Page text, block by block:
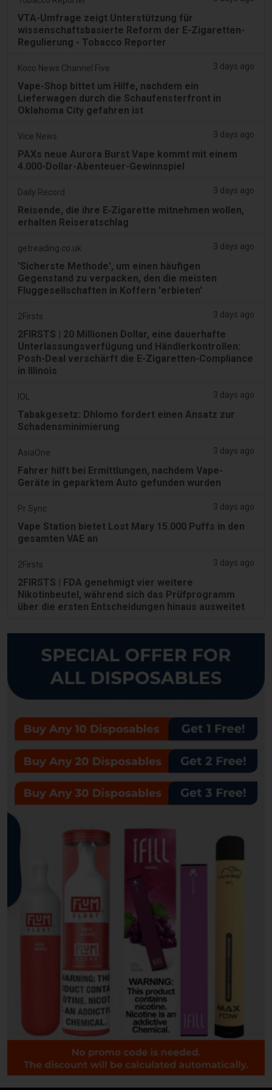
VTA-Umfrage zeigt Unterstützung für
wissenschaftsbasierte Reform der E-Zigaretten-
Regulierung - Tobacco Reporter
Koco News Channel Five 3 days ago
Vape-Shop bittet um Hilfe, nachdem ein
Lieferwagen durch die Schaufensterfront in
Oklahoma City gefahren ist
Vice News 3 days ago
PAXs neue Aurora Burst Vape kommt mit einem
4.000-Dollar-Abenteuer-Gewinnspiel
Daily Record 3 days ago
Reisende, die ihre E‑Zigarette mitnehmen wollen,
erhalten Reiseratschlag
getreading.co.uk 3 days ago
'Sicherste Methode', um einen häufigen
Gegenstand zu verpacken, den die meisten
Fluggesellschaften in Koffern 'erbieten'
2Firsts 3 days ago
2FIRSTS | 20 Millionen Dollar, eine dauerhafte
Unterlassungsverfügung und Händlerkontrollen:
Posh-Deal verschärft die E-Zigaretten-Compliance
in Illinois
IOL 3 days ago
Tabakgesetz: Dhlomo fordert einen Ansatz zur
Schadensminimierung
AsiaOne 3 days ago
Fahrer hilft bei Ermittlungen, nachdem Vape-
Geräte in geparktem Auto gefunden wurden
Pr Sync 3 days ago
Vape Station bietet Lost Mary 15.000 Puffs in den
gesamten VAE an
2Firsts 3 days ago
2FIRSTS | FDA genehmigt vier weitere
Nikotinbeutel, während sich das Prüfprogramm
über die ersten Entscheidungen hinaus ausweitet